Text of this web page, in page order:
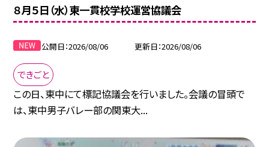
８月５日（水）東一貫校学校運営協議会
公開日 2026/08/06 更新日 2026/08/06
できごと
この日、東中にて標記協議会を行いました。会議の冒頭で
は、東中男子バレー部の関東大...